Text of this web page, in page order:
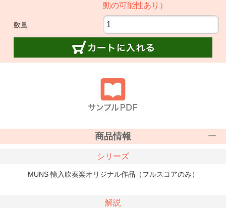
動の可能性あり）
数量
商品情報
シリーズ
MUNS 輸入吹奏楽オリジナル作品（フルスコアのみ）
解説